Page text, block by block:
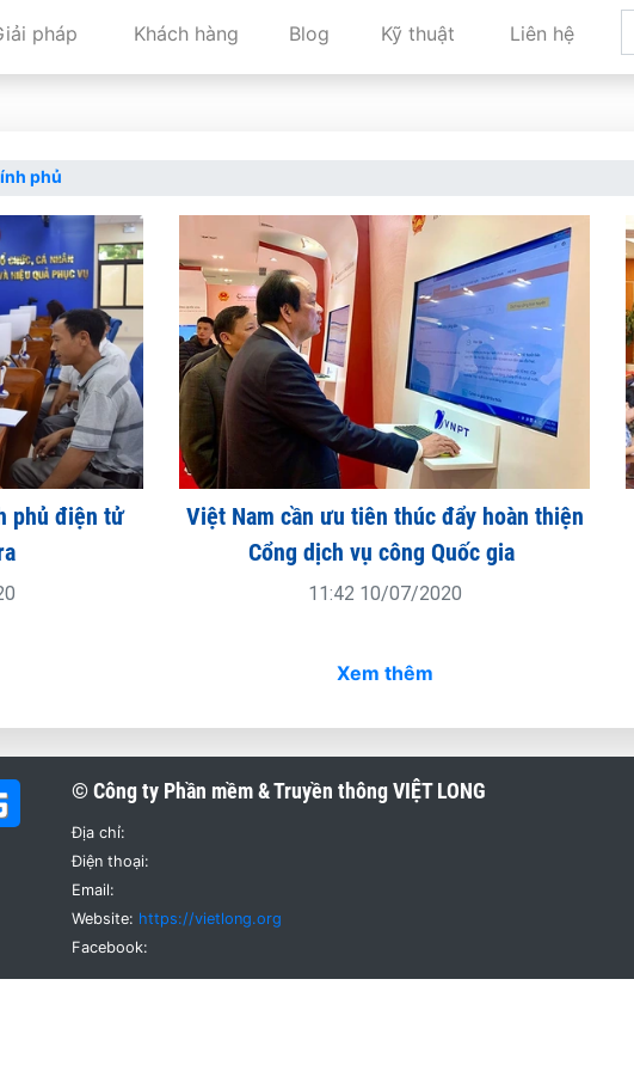
pháp Khách hàng Blog Kỹ thuật Liên hệ
phủ
phủ điện tử
Việt Nam cần ưu tiên thúc đẩy hoàn thiện
Cổng dịch vụ công Quốc gia
11:42 10/07/2020
Xem thêm
© Công ty Phần mềm & Truyền thôngVIỆT LONG
Địa chỉ:
Điện thoại:
Email:
Website: https://vietlong.org
Facebook: